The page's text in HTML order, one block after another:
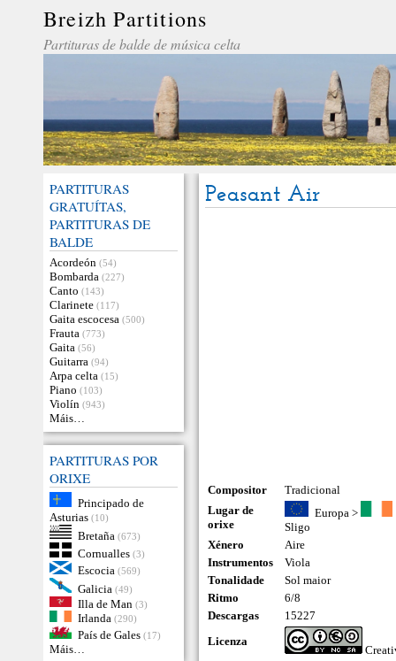
Breizh Partitions
Partituras de balde de música celta
PARTITURAS
GRATUÍTAS,
PARTITURAS DE
BALDE
Acordeón (54)
Bombarda (227)
Canto (143)
Clarinete (117)
Gaita escocesa (500)
Frauta (773)
Gaita (56)
Guitarra (94)
Arpa celta (15)
Piano (103)
Violín (943)
Máis…
PARTITURAS POR
ORIXE
Principado de
Asturias (10)
Bretaña (673)
Cornualles (3)
Escocia (569)
Galicia (49)
Illa de Man (3)
Irlanda (290)
País de Gales (17)
Máis…
Peasant Air
Compositor
Tradicional
Lugar de
orixe
Europa>
Sligo
Xénero
Aire
Instrumentos
Viola
Tonalidade
Sol maior
Ritmo
6/8
Descargas
15227
Licenza